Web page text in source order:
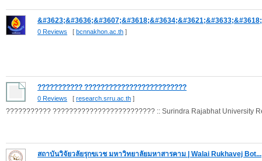
0 Reviews [ bcnnakhon.ac.th ]
??????????? ?????????????????????????
0 Reviews [ research.srru.ac.th ]
??????????? ????????????????????????? :: Surindra Rajabhat University
สถาบันวิจัยวลัยรุกขเวช มหาวิทยาลัยมหาสารคาม | Walai Rukhavej Bot...